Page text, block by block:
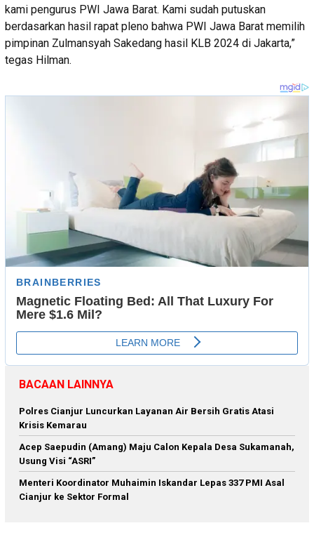
kami pengurus PWI Jawa Barat. Kami sudah putuskan
berdasarkan hasil rapat pleno bahwa PWI Jawa Barat memilih
pimpinan Zulmansyah Sakedang hasil KLB 2024 di Jakarta,”
tegas Hilman.
BACAAN LAINNYA
Polres Cianjur Luncurkan Layanan Air Bersih Gratis Atasi
Krisis Kemarau
Acep Saepudin (Amang) Maju Calon Kepala Desa Sukamanah,
Usung Visi “ASRI”
Menteri Koordinator Muhaimin Iskandar Lepas 337 PMI Asal
Cianjur ke Sektor Formal